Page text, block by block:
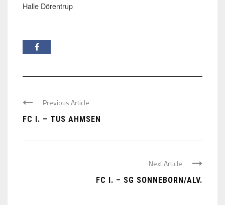
Halle Dörentrup
Previous Article
FC I. – TUS AHMSEN
Next Article
FC I. – SG SONNEBORN/ALV.